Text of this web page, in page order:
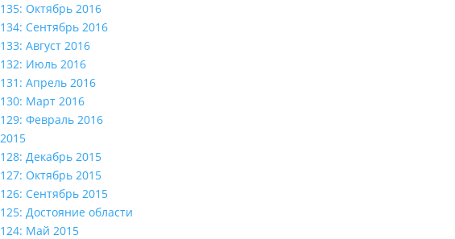
135: Октябрь 2016
134: Сентябрь 2016
133: Август 2016
132: Июль 2016
131: Апрель 2016
130: Март 2016
129: Февраль 2016
2015
128: Декабрь 2015
127: Октябрь 2015
126: Сентябрь 2015
125: Достояние области
124: Май 2015